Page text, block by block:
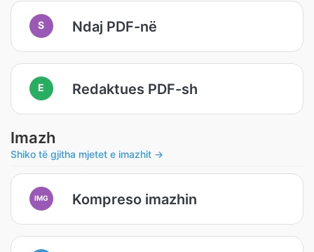
S Ndaj PDF-në
E Redaktues PDF-sh
Imazh
Shiko të gjitha mjetet e imazhit →
IMG Kompreso imazhin